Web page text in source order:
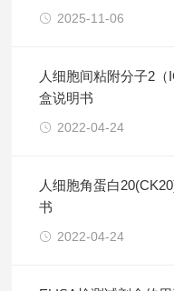
2025-11-06
人细胞间粘附分子2
盒说明书
2022-04-24
人细胞角蛋白
书
2022-04-24